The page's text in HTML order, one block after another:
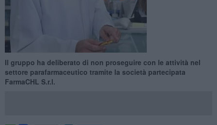
Il gruppo ha deliberato di non proseguire con le attività nel
settore parafarmaceutico tramite la società partecipata
FarmaCHL S.r.l.